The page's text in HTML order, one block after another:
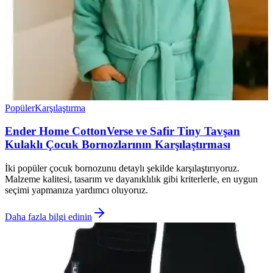
PopülerKarşılaştırma
Ender Home CottonVerse ve Safir Tiny Tavşan
Kulaklı Çocuk Bornozlarının Karşılaştırması
İki popüler çocuk bornozunu detaylı şekilde karşılaştırıyoruz.
Malzeme kalitesi, tasarım ve dayanıklılık gibi kriterlerle, en uygun
seçimi yapmanıza yardımcı oluyoruz.
Daha fazla bilgi edinin